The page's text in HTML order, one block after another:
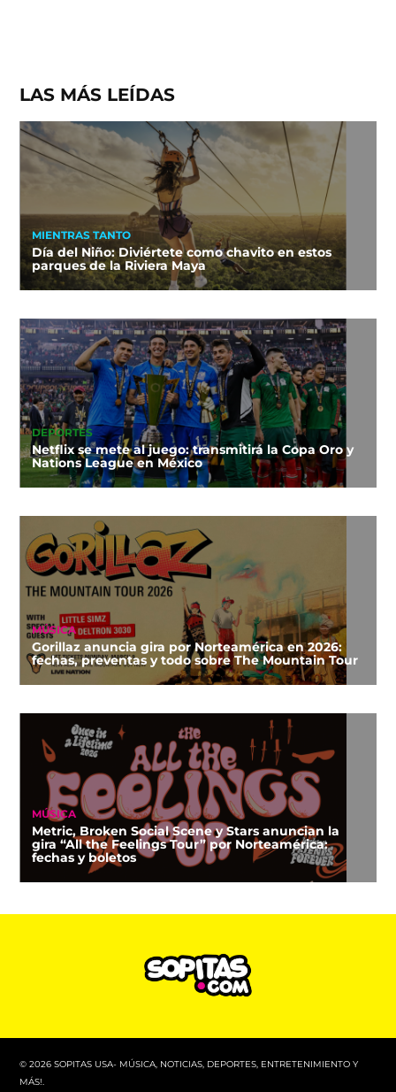
LAS MÁS LEÍDAS
MIENTRAS TANTO
Día del Niño: Diviértete como chavito en estos
parques de la Riviera Maya
DEPORTES
Netflix se mete al juego: transmitirá la Copa Oro y
Nations League en México
MÚSICA
Gorillaz anuncia gira por Norteamérica en 2026:
fechas, preventas y todo sobre The Mountain Tour
MÚSICA
Metric, Broken Social Scene y Stars anuncian la
gira “All the Feelings Tour” por Norteamérica:
fechas y boletos
© 2026 SOPITAS USA- MÚSICA, NOTICIAS, DEPORTES, ENTRETENIMIENTO Y
MÁS!.